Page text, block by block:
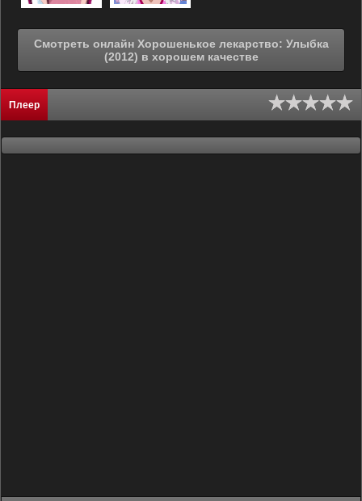
Смотреть онлайн Хорошенькое лекарство: Улыбка
(2012) в хорошем качестве
Плеер